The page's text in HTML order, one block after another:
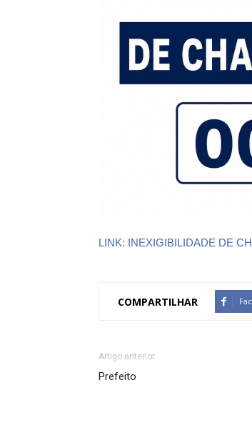
LINK: INEXIGIBILIDADE DE
COMPARTILHAR
Artigo anterior
Prefeito